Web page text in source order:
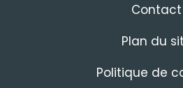
Contact
Plan du
Politique de